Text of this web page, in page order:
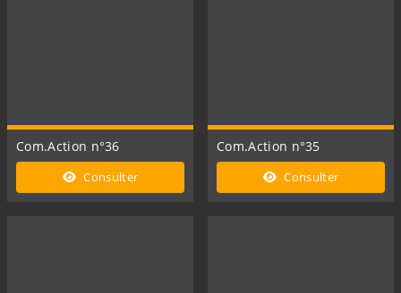
Com.Action n°36
Consulter
Com.Action n°35
Consulter